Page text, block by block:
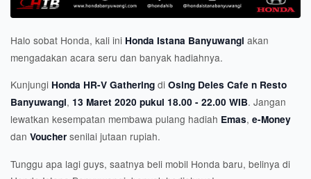
Halo sobat Honda, kali ini Honda Istana Banyuwangi akan
mengadakan acara seru dan banyak hadiahnya.
Kunjungi Honda HR-V Gathering di Osing Deles Cafe n Resto
Banyuwangi, 13 Maret 2020 pukul 18.00 - 22.00 WIB. Jangan
lewatkan kesempatan membawa pulang hadiah Emas, e-Money
dan Voucher senilai jutaan rupiah.
Tunggu apa lagi guys, saatnya beli mobil Honda baru, belinya di